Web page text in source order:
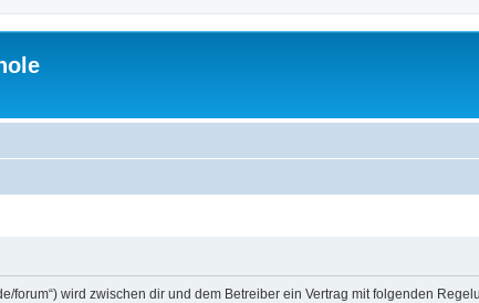
forum“) wird zwischen dir und dem Betreiber ein Vertrag mit folgenden